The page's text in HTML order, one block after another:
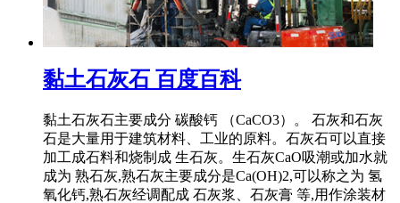
黏土石灰石 百度百科
黏土石灰石主要成分 碳酸钙 （CaCO3）。 石灰和石灰
石是大量用于建筑材料、工业的原料。石灰石可以直接
加工成石料和烧制成 生石灰。生石灰CaO吸潮或加水就
成为 熟石灰,熟石灰主要成分是Ca(OH)2,可以称之为 氢
氧化钙,熟石灰经调配成 石灰浆、石灰膏 等,用作涂装材